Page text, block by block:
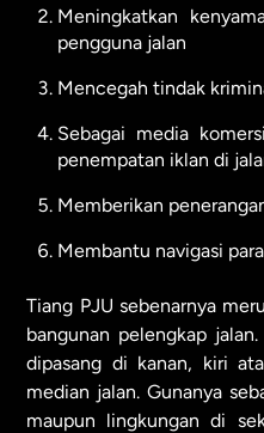
Meningkatkan
pengguna jalan
Mencegah tindak
Sebagai media
penempatan iklan di
Memberikan
Membantu navigasi
Tiang PJU sebenarnya
bangunan pelengkap
dipasang di kanan, kiri
median jalan. Gunanya
maupun lingkungan di